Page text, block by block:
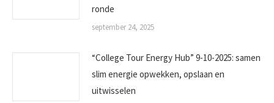
ronde
september 24, 2025
“College Tour Energy Hub” 9-10-2025: samen
slim energie opwekken, opslaan en
uitwisselen